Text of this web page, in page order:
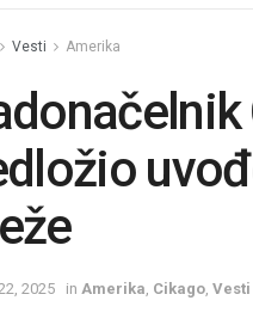
Vesti Amerika
2025 in Amerika Cikago Vesti